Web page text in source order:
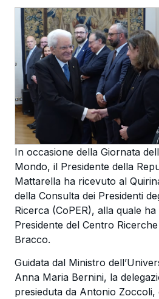
In occasione della Giornata
Mondo, il Presidente della
Mattarella ha ricevuto al
della Consulta dei Presidenti
Ricerca (CoPER), alla quale
Presidente del Centro
Bracco.
Guidata dal Ministro
Anna Maria Bernini, la
presieduta da Antonio